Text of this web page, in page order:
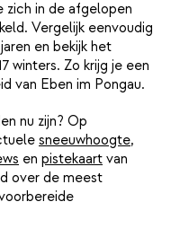
zich in de afgelopen
Vergelijk eenvoudig
en bekijk het
winters. Zo krijg je een
van Eben im Pongau.
nu zijn? Op
sneeuwhoogte,
en pistekaart van
over de meest